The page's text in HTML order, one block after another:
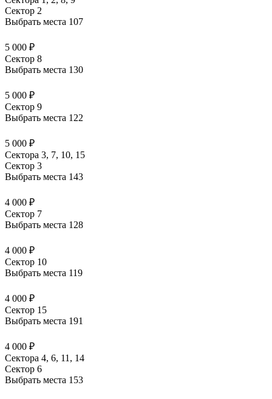
Сектор 2
Выбрать места 107
5 000 ₽
Сектор 8
Выбрать места 130
5 000 ₽
Сектор 9
Выбрать места 122
5 000 ₽
Сектора 3, 7, 10, 15
Сектор 3
Выбрать места 143
4 000 ₽
Сектор 7
Выбрать места 128
4 000 ₽
Сектор 10
Выбрать места 119
4 000 ₽
Сектор 15
Выбрать места 191
4 000 ₽
Сектора 4, 6, 11, 14
Сектор 6
Выбрать места 153